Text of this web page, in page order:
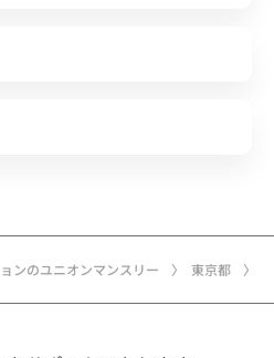
ンのユニオンマンスリー 東京都